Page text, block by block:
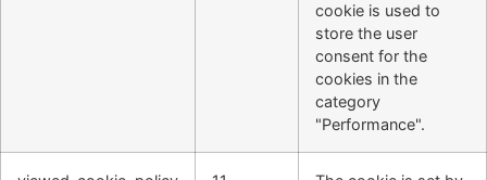
cookie is used to
store the user
consent for the
cookies in the
category
"Performance".